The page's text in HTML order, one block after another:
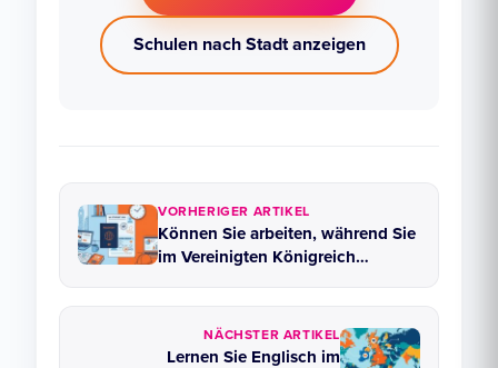
Schulen nach Stadt anzeigen
VORHERIGER ARTIKEL
Können Sie arbeiten, während Sie
im Vereinigten Königreich
NÄCHSTER ARTIKEL
Lernen Sie Englisch im